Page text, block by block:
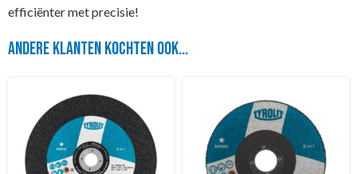
efficiënter met precisie!
Andere klanten kochten ook...